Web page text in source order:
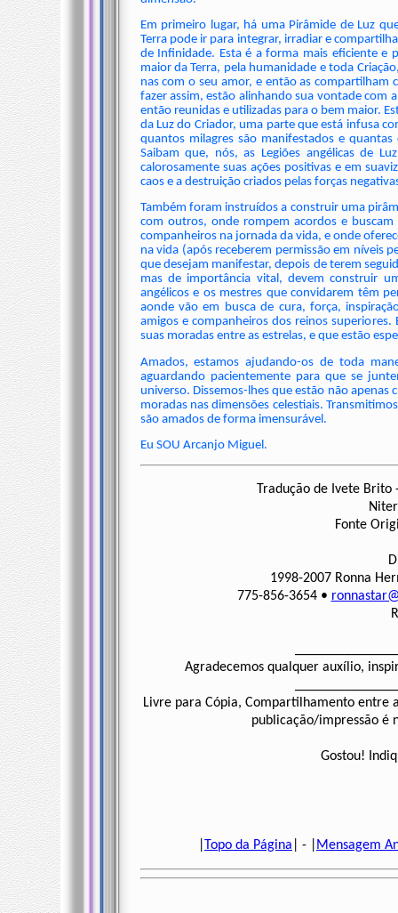
Em primeiro lugar, há uma Pirâmide de Luz
Terra pode ir para integrar, irradiar e
de Infinidade. Esta é a forma mais eficiente e
maior da Terra, pela humanidade e toda
nas com o seu amor, e então as compartilham
fazer assim, estão alinhando sua vontade com
então reunidas e utilizadas para o bem maior.
da Luz do Criador, uma parte que está infusa
quantos milagres são manifestados e
Saibam que, nós, as Legiões angélicas de
calorosamente suas ações positivas e em
caos e a destruição criados pelas forças
Também foram instruídos a construir uma
com outros, onde rompem acordos e buscam
companheiros na jornada da vida, e onde
na vida (após receberem permissão em níveis
que desejam manifestar, depois de terem
mas de importância vital, devem construir
angélicos e os mestres que convidarem têm
aonde vão em busca de cura, força,
amigos e companheiros dos reinos superiores.
suas moradas entre as estrelas, e que estão
Amados, estamos ajudando-os de toda
aguardando pacientemente para que se
universo. Dissemos-lhes que estão não
moradas nas dimensões celestiais.
são amados de forma imensurável.
Eu SOU Arcanjo Miguel.
Tradução de Ivete
Fonte
1998-2007 Ronna
775-856-3654 •
Agradecemos qualquer auxílio,
Livre para Cópia, Compartilhamento entre
publicação/impressão é
Gostou!
Topo da Página | - | Mensagem